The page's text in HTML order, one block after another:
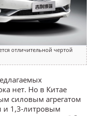
отличительной чертой
нет. Но в Китае
силовым агрегатом
1,3-литровым